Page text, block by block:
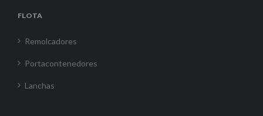
FLOTA
Remolcadores
Portacontenedores
Lanchas